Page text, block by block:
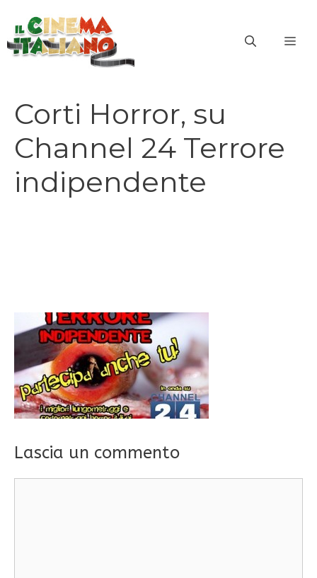
contenuto
Corti Horror, su
Channel 24 Terrore
indipendente
Lascia un commento